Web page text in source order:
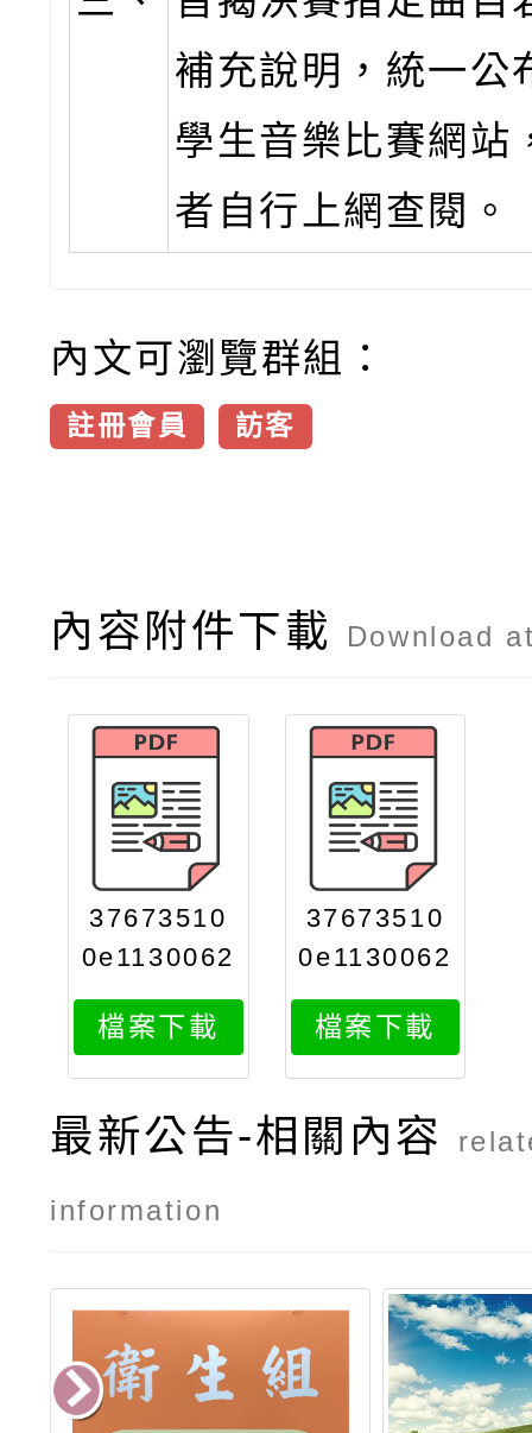
補充說明，統一公
學生音樂比賽網站
者自行上網查閱。
內文可瀏覽群組：
註冊會員 訪客
內容附件下載 Download
37673510
0e1130062
804attach
2
檔案下載
37673510
0e1130062
804attach
1
檔案下載
最新公告-相關內容
information